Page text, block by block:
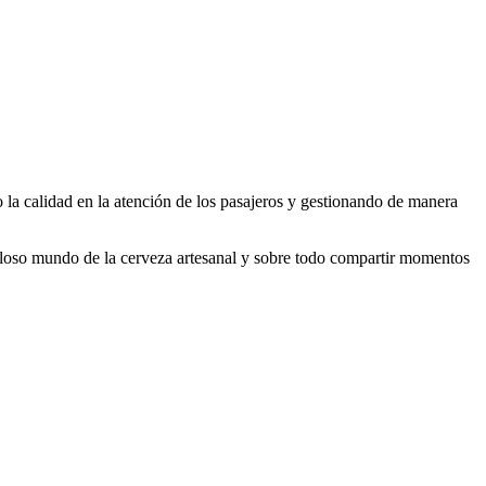
calidad en la atención de los pasajeros y gestionando de manera
mundo de la cerveza artesanal y sobre todo compartir momentos